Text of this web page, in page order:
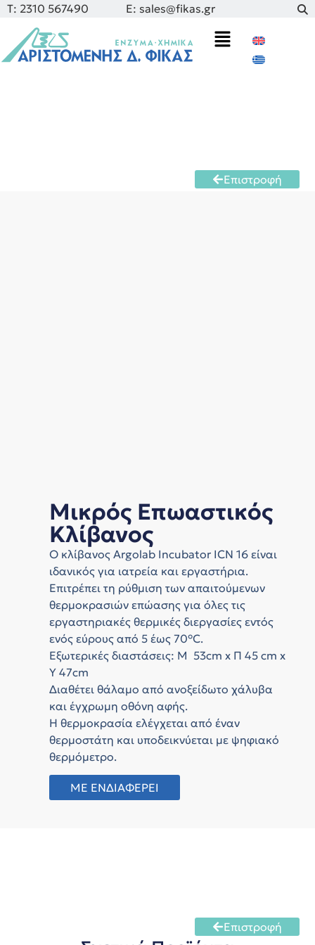
Τ: 2310 567490 E: sales@fikas.gr
Επιστροφή
Μικρός Επωαστικός
Κλίβανος
Ο κλίβανος Argolab Incubator ICN 16 είναι
ιδανικός για ιατρεία και εργαστήρια.
Επιτρέπει τη ρύθμιση των απαιτούμενων
θερμοκρασιών επώασης για όλες τις
εργαστηριακές θερμικές διεργασίες εντός
ενός εύρους από 5 έως 70°C.
Εξωτερικές διαστάσεις: Μ 53cm x Π 45 cm x
Υ 47cm
Διαθέτει θάλαμο από ανοξείδωτο χάλυβα
και έγχρωμη οθόνη αφής.
Η θερμοκρασία ελέγχεται από έναν
θερμοστάτη και υποδεικνύεται με ψηφιακό
θερμόμετρο.
ΜΕ ΕΝΔΙΑΦΕΡΕΙ
Επιστροφή